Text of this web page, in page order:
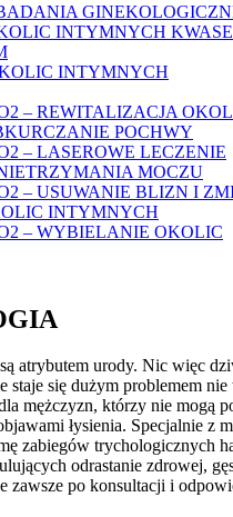
INTYMNYCH
INTYMNYCH
– REWITALIZACJA
POCHWY
– LASEROWE LECZENIE
MOCZU
– USUWANIE BLIZN I
INTYMNYCH
– WYBIELANIE OKOLIC
atrybutem urody. Nic więc
staje się dużym problemem
mężczyzn, którzy nie mogą
łysienia. Specjalnie z
zabiegów trychologicznych
odrastanie zdrowej,
zawsze po konsultacji i